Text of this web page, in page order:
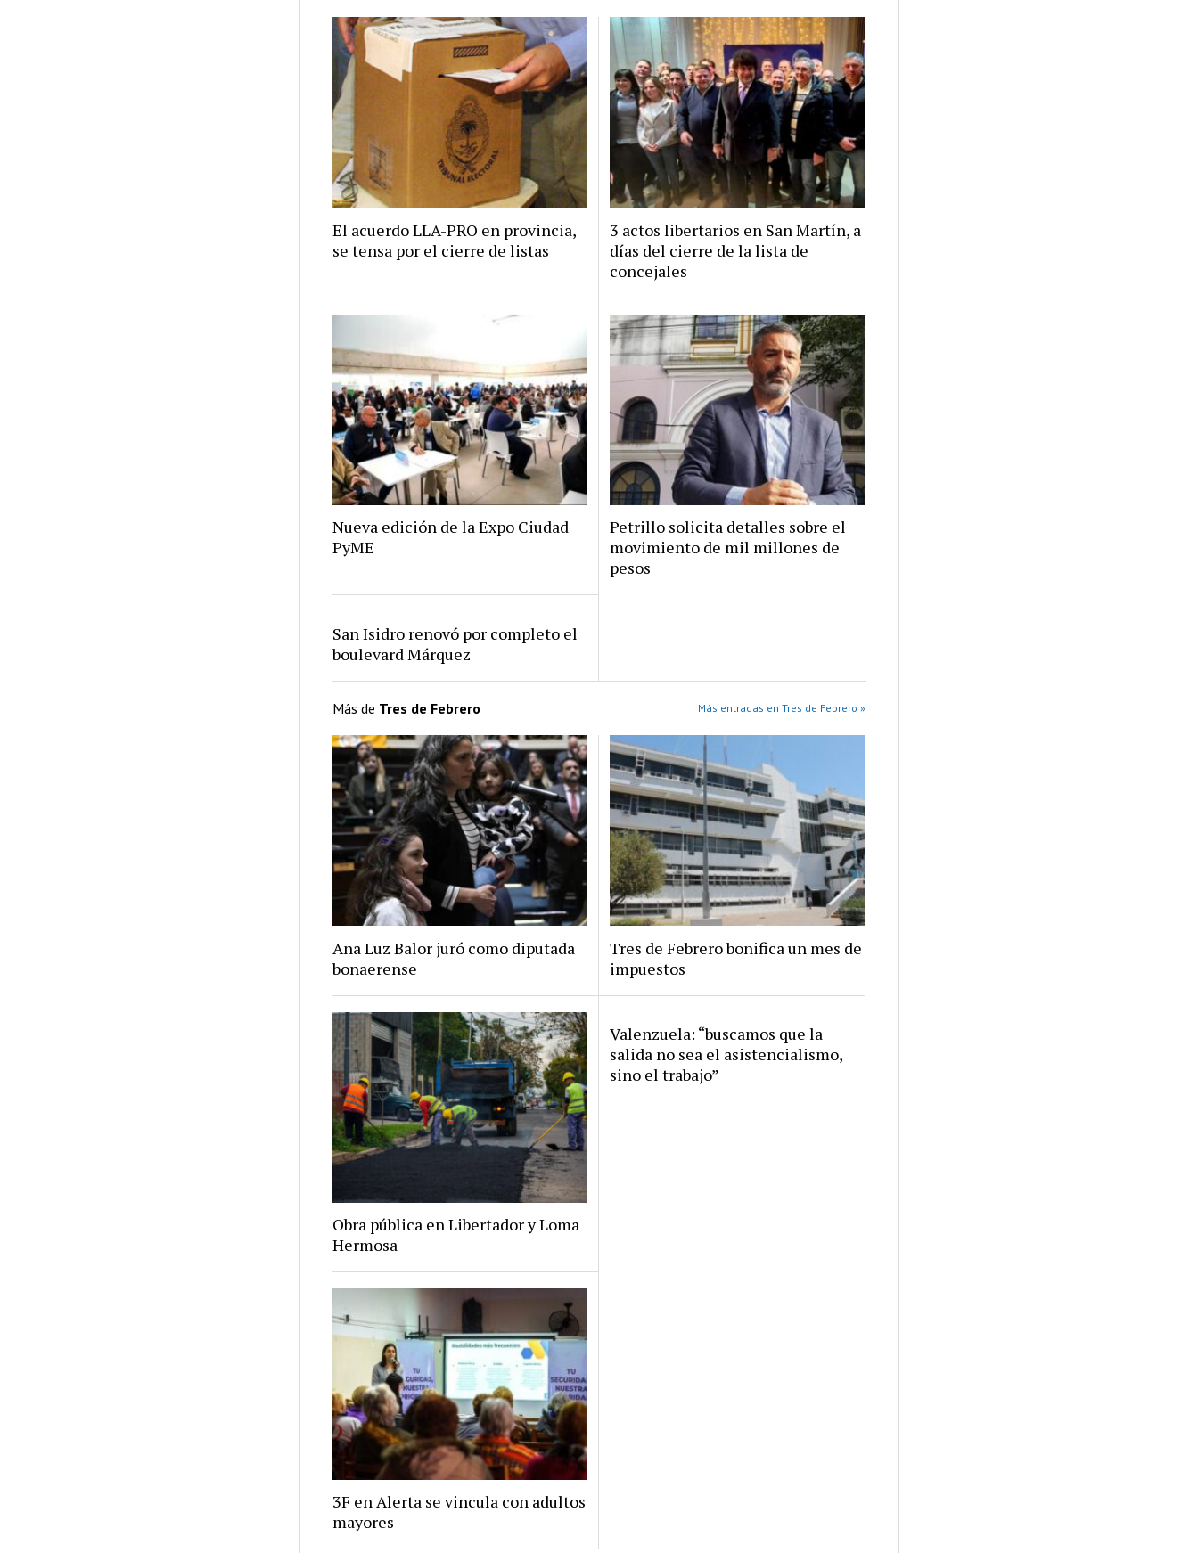
El acuerdo LLA-PRO en provincia,
se tensa por el cierre de listas
3 actos libertarios en San Martín, a
días del cierre de la lista de
concejales
Nueva edición de la Expo Ciudad
PyME
Petrillo solicita detalles sobre el
movimiento de mil millones de
pesos
San Isidro renovó por completo el
boulevard Márquez
Más de Tres de Febrero Más entradas en Tres de Febrero »
Ana Luz Balor juró como diputada
bonaerense
Tres de Febrero bonifica un mes de
impuestos
Obra pública en Libertador y Loma
Hermosa
Valenzuela: “buscamos que la
salida no sea el asistencialismo,
sino el trabajo”
3F en Alerta se vincula con adultos
mayores